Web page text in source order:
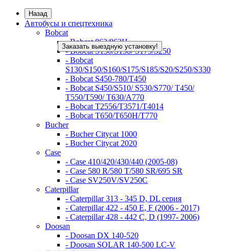
Назад
Автобусы и спецтехника
Bobcat
- Bobcat 863/863H
- Bobcat S130/S150/ S175/S250
- Bobcat
S130/S150/S160/S175/S185/S20/S250/S330
- Bobcat S450-780/Т450
- Bobcat S450/S510/ S530/S770/ T450/
T550/T590/ T630/A770
- Bobcat T2556/T3571/T4014
- Bobcat T650/T650H/T770
Bucher
- Bucher Citycat 1000
- Bucher Citycat 2020
Case
- Case 410/420/430/440 (2005-08)
- Case 580 R/580 T/580 SR/695 SR
- Case SV250V/SV250C
Caterpillar
- Caterpillar 313 - 345 D, DL серия
- Caterpillar 422 - 450 E, F (2006 - 2017)
- Caterpillar 428 - 442 C, D (1997- 2006)
Doosan
- Doosan DX 140-520
- Doosan SOLAR 140-500 LC-V
Заказать выездную установку!